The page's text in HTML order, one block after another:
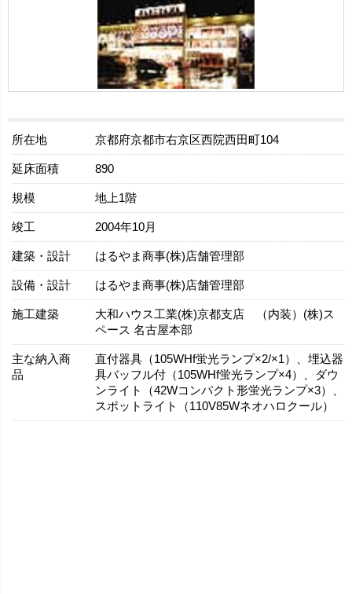
所在地 京都府京都市右京区西院西田町104
延床面積 890
規模 地上1階
竣工 2004年10月
建築・設計 はるやま商事(株)店舗管理部
設備・設計 はるやま商事(株)店舗管理部
施工建築
大和ハウス工業(株)京都支店 （内装）(株)ス
ペース 名古屋本部
主な納入商
品
直付器具（105WHf蛍光ランプ×2/×1）、埋込器
具バッフル付（105WHf蛍光ランプ×4）、ダウ
ンライト（42Wコンパクト形蛍光ランプ×3）、
スポットライト（110V85Wネオハロクール）